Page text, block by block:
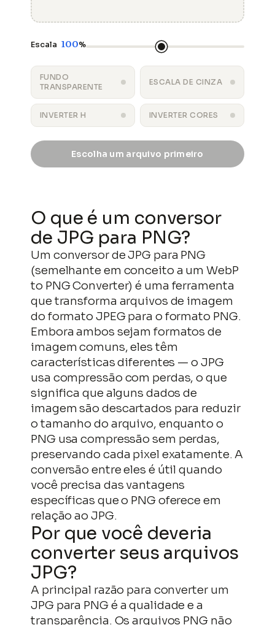
Escala 100%
FUNDO
TRANSPARENTE
ESCALA DE CINZA
INVERTER H INVERTER CORES
Escolha um arquivo primeiro
O que é um conversor
de JPG para PNG?
Um conversor de JPG para PNG
(semelhante em conceito a um WebP
to PNG Converter) é uma ferramenta
que transforma arquivos de imagem
do formato JPEG para o formato PNG.
Embora ambos sejam formatos de
imagem comuns, eles têm
características diferentes — o JPG
usa compressão com perdas, o que
significa que alguns dados de
imagem são descartados para reduzir
o tamanho do arquivo, enquanto o
PNG usa compressão sem perdas,
preservando cada pixel exatamente. A
conversão entre eles é útil quando
você precisa das vantagens
específicas que o PNG oferece em
relação ao JPG.
Por que você deveria
converter seus arquivos
JPG?
A principal razão para converter um
JPG para PNG é a qualidade e a
transparência. Os arquivos PNG não